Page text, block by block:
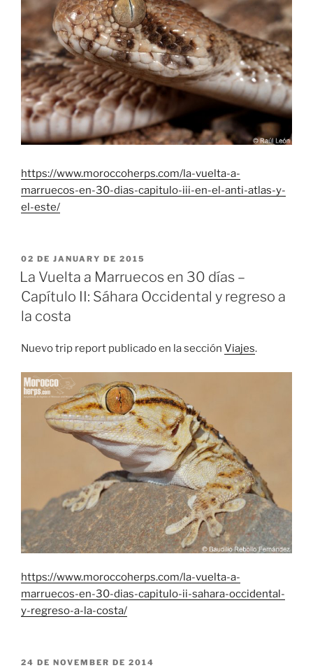
https://www.moroccoherps.com/la-vuelta-a-
marruecos-en-30-dias-capitulo-iii-en-el-anti-atlas-y-
el-este/
PUBLICADO
EL
02 DE JANUARY DE 2015
La Vuelta a Marruecos en 30 días –
Capítulo II: Sáhara Occidental y regreso a
la costa
Nuevo trip report publicado en la sección Viajes.
https://www.moroccoherps.com/la-vuelta-a-
marruecos-en-30-dias-capitulo-ii-sahara-occidental-
y-regreso-a-la-costa/
PUBLICADO
24 DE NOVEMBER DE 2014